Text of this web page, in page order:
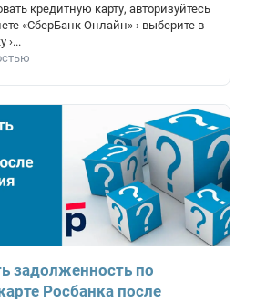
кредитную карту, авторизуйтесь
«СберБанк Онлайн» › выберите в
›...
задолженность по
Росбанка после